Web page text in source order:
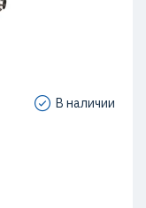
В наличии